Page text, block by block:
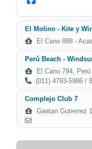
El Molino - Kite y
El Cano 888 -
Perú Beach -
El Cano 794,
(011) 4793-5986 /
Complejo Club 7
Gaetan Gutierrez